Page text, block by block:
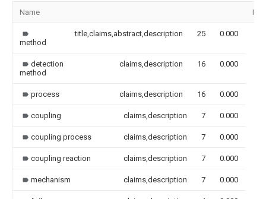
Name
method
title,claims,abstract,description 25 0.000
detection
method
claims,description 16 0.000
process claims,description 16 0.000
coupling claims,description 7 0.000
coupling process claims,description 7 0.000
coupling reaction claims,description 7 0.000
mechanism claims,description 7 0.000